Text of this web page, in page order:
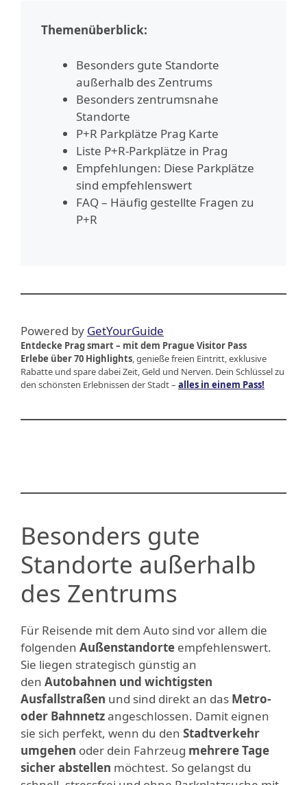
Themenüberblick:
Besonders gute Standorte
außerhalb des Zentrums
Besonders zentrumsnahe
Standorte
P+R Parkplätze Prag Karte
Liste P+R-Parkplätze in Prag
Empfehlungen: Diese Parkplätze
sind empfehlenswert
FAQ – Häufig gestellte Fragen zu
P+R
Powered by GetYourGuide
Entdecke Prag smart – mit dem Prague Visitor Pass
Erlebe über 70 Highlights, genieße freien Eintritt, exklusive
Rabatte und spare dabei Zeit, Geld und Nerven. Dein Schlüssel zu
den schönsten Erlebnissen der Stadt – alles in einem Pass!
Besonders gute
Standorte außerhalb
des Zentrums
Für Reisende mit dem Auto sind vor allem die
folgenden Außenstandorte empfehlenswert.
Sie liegen strategisch günstig an
den Autobahnen und wichtigsten
Ausfallstraßen und sind direkt an das Metro-
oder Bahnnetzangeschlossen. Damit eignen
sie sich perfekt, wenn du den Stadtverkehr
umgehen oder dein Fahrzeug mehrere Tage
sicher abstellen möchtest. So gelangst du